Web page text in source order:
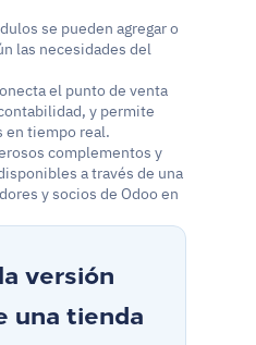
se pueden agregar o
las necesidades del
el punto de venta
y permite
en tiempo real.
complementos y
a través de una
y socios de Odoo en
versión
una tienda